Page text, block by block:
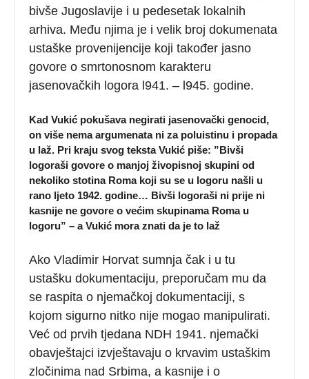
bivše Jugoslavije i u pedesetak lokalnih
arhiva. Među njima je i velik broj dokumenata
ustaške provenijencije koji također jasno
govore o smrtonosnom karakteru
jasenovačkih logora l941. – l945. godine.
Kad Vukić pokušava negirati jasenovački genocid,
on više nema argumenata ni za poluistinu i propada
u laž. Pri kraju svog teksta Vukić piše: ”Bivši
logoraši govore o manjoj živopisnoj skupini od
nekoliko stotina Roma koji su se u logoru našli u
rano ljeto 1942. godine… Bivši logoraši ni prije ni
kasnije ne govore o većim skupinama Roma u
logoru” – a Vukić mora znati da je to laž
Ako Vladimir Horvat sumnja čak i u tu
ustašku dokumentaciju, preporučam mu da
se raspita o njemačkoj dokumentaciji, s
kojom sigurno nitko nije mogao manipulirati.
Već od prvih tjedana NDH 1941. njemački
obavještajci izvještavaju o krvavim ustaškim
zločinima nad Srbima, a kasnije i o